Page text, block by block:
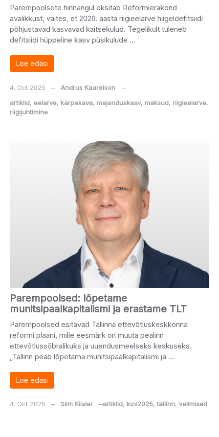
Parempoolsete hinnangul eksitab Reformierakond
avalikkust, väites, et 2026. aasta riigieelarve hiigeldefitsiidi
põhjustavad kasvavad kaitsekulud. Tegelikult tuleneb
defitsiidi hüppeline kasv püsikulude …
Loe edasi
4. Oct 2025 ‒ Andrus Kaarelson
‒
artiklid, eelarve, kärpekava, majanduskasv, maksud, riigieelarve,
riigijuhtimine
Parempoolsed: lõpetame
munitsipaalkapitalismi ja erastame TLT
Parempoolsed esitavad Tallinna ettevõtluskeskkonna
reformi plaani, mille eesmärk on muuta pealinn
ettevõtlussõbralikuks ja uuendusmeelseks keskuseks.
„Tallinn peab lõpetama munitsipaalkapitalismi ja …
Loe edasi
4. Oct 2025 ‒ Siim Kiisler ‒artiklid, kov2025, tallinn, valimised